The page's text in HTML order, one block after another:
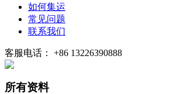
如何集运
常见问题
联系我们
客服电话： +86 13226390888
所有资料